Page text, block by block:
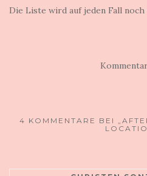
Die Liste wird auf jeden Fall noch
4 KOMMENTARE BEI